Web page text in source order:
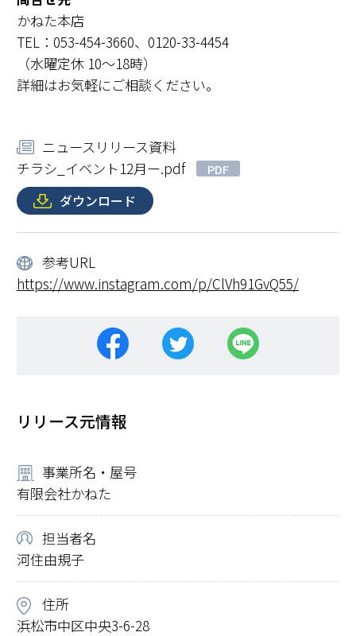
かねた本店
TEL：053-454-3660、0120-33-4454
（水曜定休 10～18時）
詳細はお気軽にご相談ください。
ニュースリリース資料
チラシ_イベント12月ー.pdf
PDF
ダウンロード
参考URL
https://www.instagram.com/p/ClVh91GvQ55/
リリース元情報
事業所名・屋号
有限会社かねた
担当者名
河住由規子
住所
浜松市中区中央3-6-28